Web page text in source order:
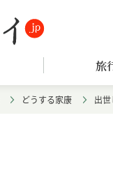
旅
どうする家康 出